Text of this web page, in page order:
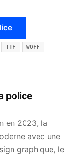
TTF WOFF
police
en 2023, la
avec une
graphique, le